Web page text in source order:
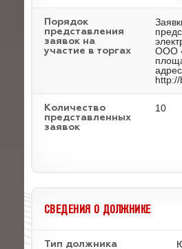
Порядок
представления
заявок на
участие в торгах
ООО
Количество
представленных
заявок
10
СВЕДЕНИЯ О ДОЛЖНИКЕ
Тип должника